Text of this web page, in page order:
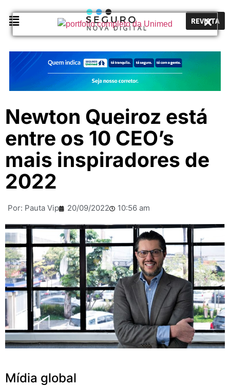
REVISTA
Newton Queiroz está
entre os 10 CEO’s
mais inspiradores de
2022
Por: Pauta Vip 20/09/2022 10:56 am
Mídia global